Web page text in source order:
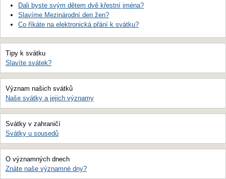
Dali byste svým dětem dvě křestní jména?
Slavíme Mezinárodní den žen?
Co říkáte na elektronická přání k svátku?
Tipy k svátku
Slavíte svátek?
Význam našich svátků
Naše svátky a jejich významy
Svátky v zahraničí
Svátky u sousedů
O významných dnech
Znáte naše významné dny?